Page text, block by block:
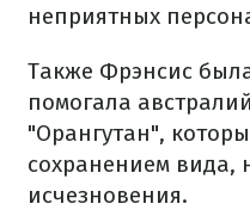
неприятных
Также Фрэнсис
помогала
"Орангутан",
сохранением вида,
исчезновения.